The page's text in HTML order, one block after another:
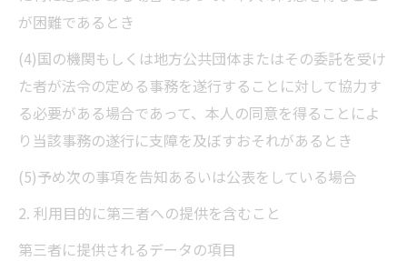
が困難であるとき
(4)国の機関もしくは地方公共団体またはその委託を受け
た者が法令の定める事務を遂行することに対して協力す
る必要がある場合であって、本人の同意を得ることによ
り当該事務の遂行に支障を及ぼすおそれがあるとき
(5)予め次の事項を告知あるいは公表をしている場合
2. 利用目的に第三者への提供を含むこと
第三者に提供されるデータの項目